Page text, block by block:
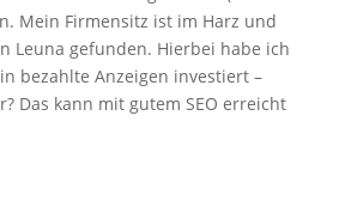
Mein Firmensitz ist im Harz und
Leuna gefunden. Hierbei habe ich
bezahlte Anzeigen investiert –
Das kann mit gutem SEO erreicht